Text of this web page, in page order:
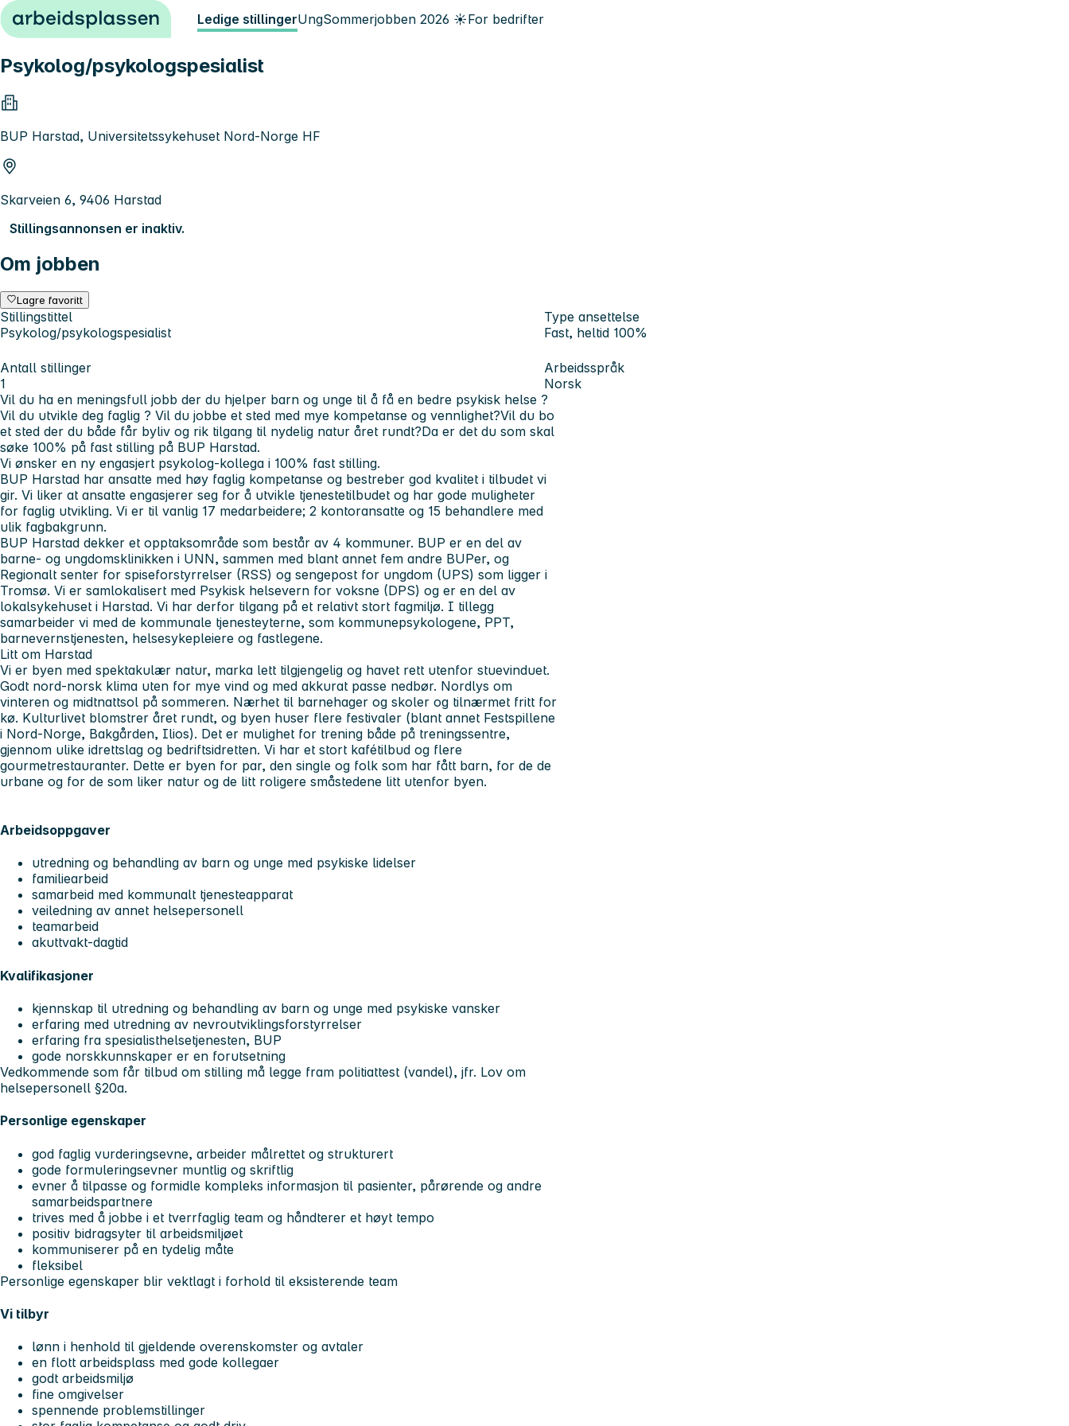
Hopp til innhold Ledige stillingerUngSommerjobben 2026 ☀️For bedrifter
Psykolog/psykologspesialist
BUP Harstad, Universitetssykehuset Nord-Norge HF
Skarveien 6, 9406 Harstad
Stillingsannonsen er inaktiv.
Om jobben
Lagre favoritt
Stillingstittel
Psykolog/psykologspesialist
Type ansettelse
Fast, heltid 100%
Antall stillinger
1
Arbeidsspråk
Norsk
Vil du ha en meningsfull jobb der du hjelper barn og unge til å få en bedre psykisk helse ?
Vil du utvikle deg faglig ? Vil du jobbe et sted med mye kompetanse og vennlighet?Vil du bo
et sted der du både får byliv og rik tilgang til nydelig natur året rundt?Da er det du som skal
søke 100% på fast stilling på BUP Harstad.
Vi ønsker en ny engasjert psykolog-kollega i 100% fast stilling.
BUP Harstad har ansatte med høy faglig kompetanse og bestreber god kvalitet i tilbudet vi
gir. Vi liker at ansatte engasjerer seg for å utvikle tjenestetilbudet og har gode muligheter
for faglig utvikling. Vi er til vanlig 17 medarbeidere; 2 kontoransatte og 15 behandlere med
ulik fagbakgrunn.
BUP Harstad dekker et opptaksområde som består av 4 kommuner. BUP er en del av
barne- og ungdomsklinikken i UNN, sammen med blant annet fem andre BUPer, og
Regionalt senter for spiseforstyrrelser (RSS) og sengepost for ungdom (UPS) som ligger i
Tromsø. Vi er samlokalisert med Psykisk helsevern for voksne (DPS) og er en del av
lokalsykehuset i Harstad. Vi har derfor tilgang på et relativt stort fagmiljø. I tillegg
samarbeider vi med de kommunale tjenesteyterne, som kommunepsykologene, PPT,
barnevernstjenesten, helsesykepleiere og fastlegene.
Litt om Harstad
Vi er byen med spektakulær natur, marka lett tilgjengelig og havet rett utenfor stuevinduet.
Godt nord-norsk klima uten for mye vind og med akkurat passe nedbør. Nordlys om
vinteren og midtnattsol på sommeren. Nærhet til barnehager og skoler og tilnærmet fritt for
kø. Kulturlivet blomstrer året rundt, og byen huser flere festivaler (blant annet Festspillene
i Nord-Norge, Bakgården, Ilios). Det er mulighet for trening både på treningssentre,
gjennom ulike idrettslag og bedriftsidretten. Vi har et stort kafétilbud og flere
gourmetrestauranter. Dette er byen for par, den single og folk som har fått barn, for de de
urbane og for de som liker natur og de litt roligere småstedene litt utenfor byen.
Arbeidsoppgaver
utredning og behandling av barn og unge med psykiske lidelser
familiearbeid
samarbeid med kommunalt tjenesteapparat
veiledning av annet helsepersonell
teamarbeid
akuttvakt-dagtid
Kvalifikasjoner
kjennskap til utredning og behandling av barn og unge med psykiske vansker
erfaring med utredning av nevroutviklingsforstyrrelser
erfaring fra spesialisthelsetjenesten, BUP
gode norskkunnskaper er en forutsetning
Vedkommende som får tilbud om stilling må legge fram politiattest (vandel), jfr. Lov om
helsepersonell §20a.
Personlige egenskaper
god faglig vurderingsevne, arbeider målrettet og strukturert
gode formuleringsevner muntlig og skriftlig
evner å tilpasse og formidle kompleks informasjon til pasienter, pårørende og andre
samarbeidspartnere
trives med å jobbe i et tverrfaglig team og håndterer et høyt tempo
positiv bidragsyter til arbeidsmiljøet
kommuniserer på en tydelig måte
fleksibel
Personlige egenskaper blir vektlagt i forhold til eksisterende team
Vi tilbyr
lønn i henhold til gjeldende overenskomster og avtaler
en flott arbeidsplass med gode kollegaer
godt arbeidsmiljø
fine omgivelser
spennende problemstillinger